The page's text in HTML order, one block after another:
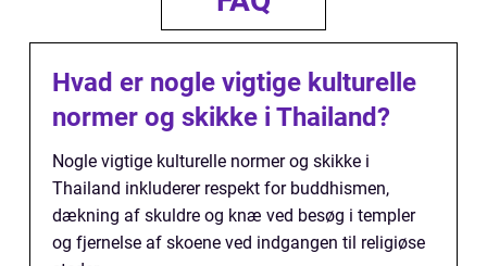
Hvad er nogle vigtige kulturelle
normer og skikke i Thailand?
Nogle vigtige kulturelle normer og skikke i
Thailand inkluderer respekt for buddhismen,
dækning af skuldre og knæ ved besøg i templer
og fjernelse af skoene ved indgangen til religiøse